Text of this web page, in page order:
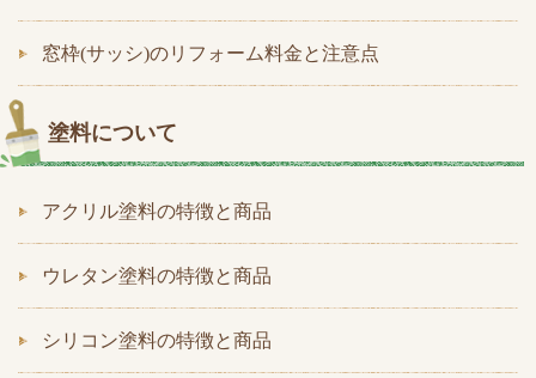
窓枠(サッシ)のリフォーム料金と注意点
塗料について
アクリル塗料の特徴と商品
ウレタン塗料の特徴と商品
シリコン塗料の特徴と商品